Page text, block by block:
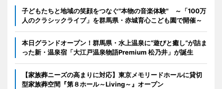
子どもたちと地域の笑顔をつなぐ"本物の音楽体験" ～「100万
人のクラシックライブ」を群馬県・赤城育心こども園で開催～
本日グランドオープン！群馬県・水上温泉に“遊びと癒し”が詰ま
った新・温泉宿「大江戸温泉物語Premium 松乃井」が誕生
【家族葬ニーズの高まりに対応】東京メモリードホールに貸切
型家族葬空間『第８ホール～Living～』オープン